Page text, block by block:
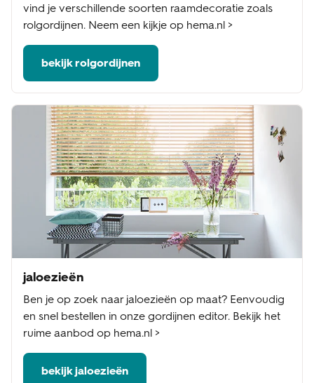
vind je verschillende soorten raamdecoratie zoals
rolgordijnen. Neem een kijkje op hema.nl >
bekijk rolgordijnen
jaloezieën
Ben je op zoek naar jaloezieën op maat? Eenvoudig
en snel bestellen in onze gordijnen editor. Bekijk het
ruime aanbod op hema.nl >
bekijk jaloezieën